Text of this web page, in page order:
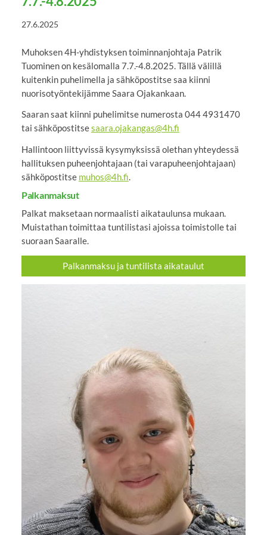
27.6.2025
Muhoksen 4H-yhdistyksen toiminnanjohtaja Patrik
Tuominen on kesälomalla 7.7.-4.8.2025. Tällä välillä
kuitenkin puhelimella ja sähköpostitse saa kiinni
nuorisotyöntekijämme Saara Ojakankaan.
Saaran saat kiinni puhelimitse numerosta 044 4931470
tai sähköpostitsesaara.ojakangas@4h.fi
Hallintoon liittyvissä kysymyksissä olethan yhteydessä
hallituksen puheenjohtajaan (tai varapuheenjohtajaan)
sähköpostitse muhos@4h.fi.
Palkanmaksut
Palkat maksetaan normaalisti aikataulunsa mukaan.
Muistathan toimittaa tuntilistasi ajoissa toimistolle tai
suoraan Saaralle.
Palkanmaksu ja tuntilista aikataulut